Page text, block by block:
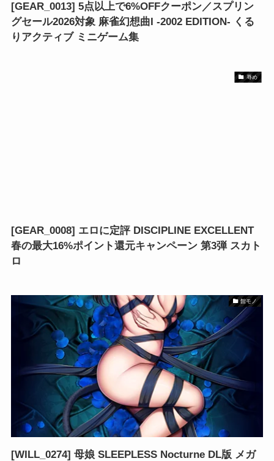
[GEAR_0013] 5点以上で6%OFFクーポン／スプリン
グセール2026対象 麻雀幻想曲I ‐2002 EDITION‐ くる
りアクティブ ミニゲーム集
辱め
[GEAR_0008] エロに定評 DISCIPLINE EXCELLENT
春の最大16%ポイント還元キャンペーン 第3弾 スカト
ロ
館モノ
[WILL_0274] 母娘 SLEEPLESS Nocturne DL版 メガ